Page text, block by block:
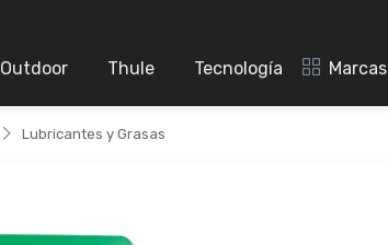
Outdoor Thule Tecnología Marcas
Lubricantes y Grasas